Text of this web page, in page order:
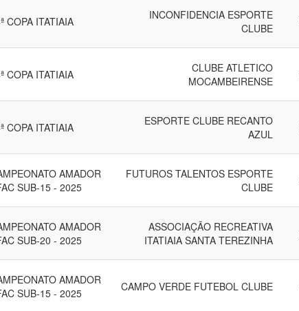
COPA ITATIAIA
INCONFIDENCIA ESPORTE
CLUBE
COPA ITATIAIA
CLUBE ATLETICO
MOCAMBEIRENSE
COPA ITATIAIA
ESPORTE CLUBE RECANTO
AZUL
AMADOR
SUB-15 - 2025
FUTUROS TALENTOS ESPORTE
CLUBE
AMADOR
SUB-20 - 2025
ASSOCIAÇÃO RECREATIVA
ITATIAIA SANTA TEREZINHA
AMADOR
SUB-15 - 2025
CAMPO VERDE FUTEBOL CLUBE